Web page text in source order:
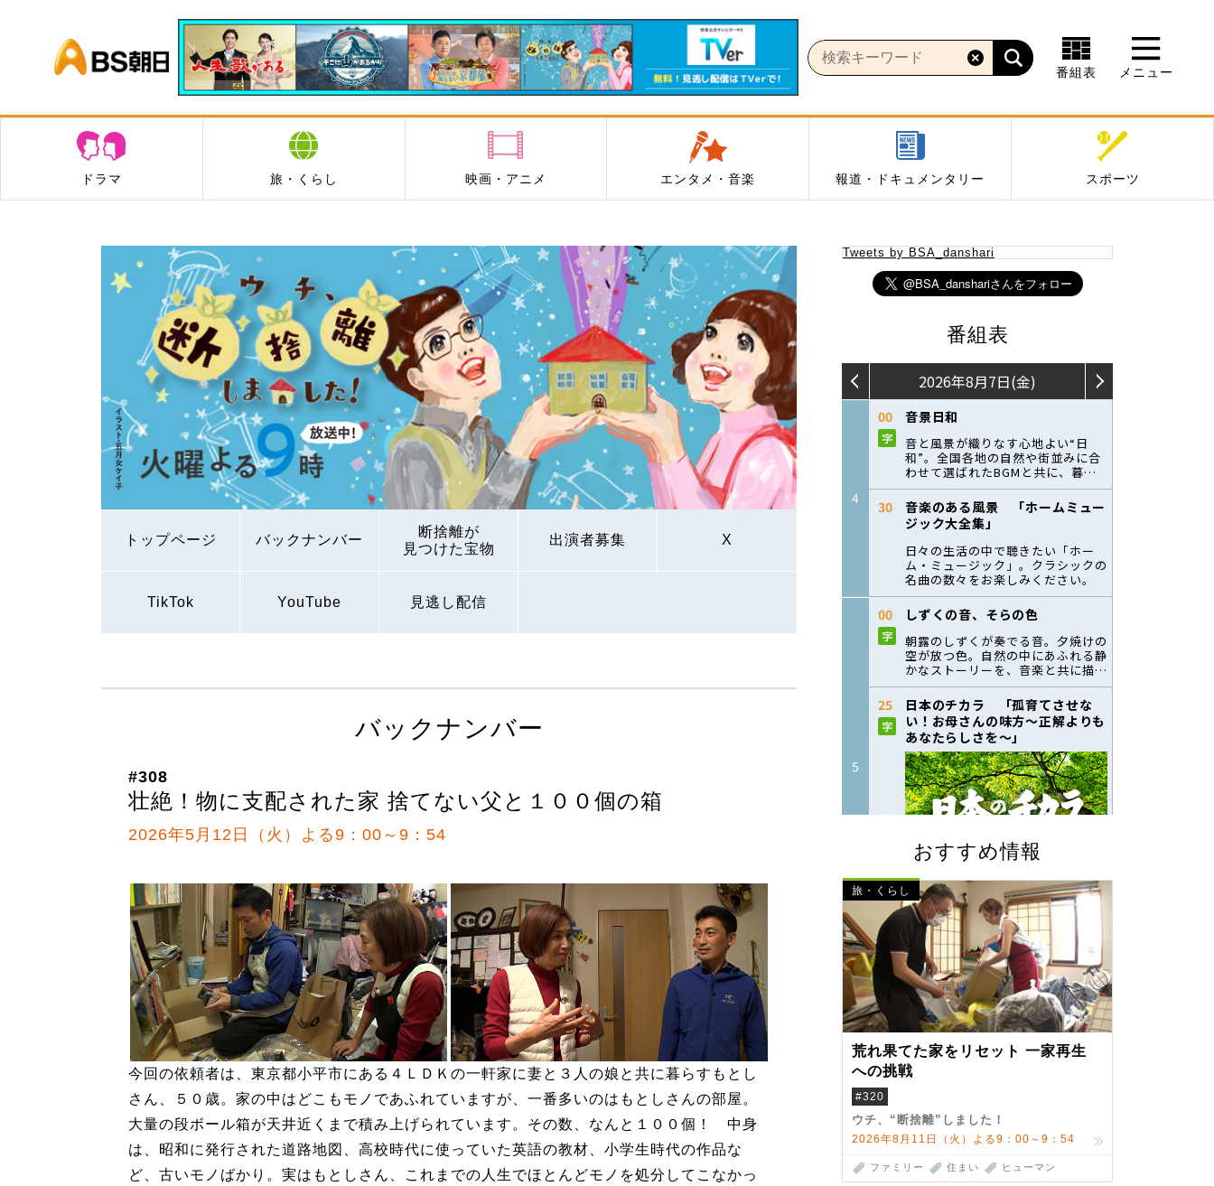
BS朝日
番組表 メニュー
ドラマ 旅・くらし 映画・アニメ エンタメ・音楽 報道・ドキュメンタリー スポーツ
トップページ バックナンバー
断捨離が
見つけた宝物
出演者募集 X
TikTok YouTube 見逃し配信
Tweets by BSA_danshari
番組表
おすすめ情報
旅・くらし
荒れ果てた家をリセット 一家再生
への挑戦
#320
ウチ、“断捨離”しました！
2026年8月11日（火）よる9：00～9：54
ファミリー 住まい ヒューマン
バックナンバー
#308
壮絶！物に支配された家 捨てない父と１００個の箱
2026年5月12日（火）よる9：00～9：54
今回の依頼者は、東京都小平市にある４ＬＤＫの一軒家に妻と３人の娘と共に暮らすもとし
さん、５０歳。家の中はどこもモノであふれていますが、一番多いのはもとしさんの部屋。
大量の段ボール箱が天井近くまで積み上げられています。その数、なんと１００個！ 中身
は、昭和に発行された道路地図、高校時代に使っていた英語の教材、小学生時代の作品な
ど、古いモノばかり。実はもとしさん、これまでの人生でほとんどモノを処分してこなかっ